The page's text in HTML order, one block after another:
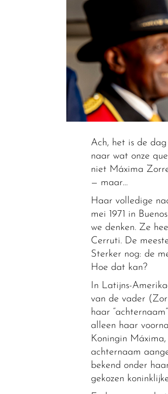
Ach, het is de
naar wat onze
niet Máxima
— maar…
Haar volledige
mei 1971 in
we denken. Ze
Cerruti. De
Sterker nog: de
Hoe dat kan?
In Latijns-
van de vader
haar
alleen haar
Koningin
achternaam
bekend onder
gekozen